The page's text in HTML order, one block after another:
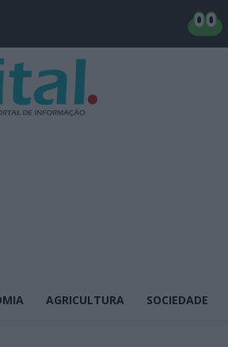
AGRICULTURA SOCIEDADE